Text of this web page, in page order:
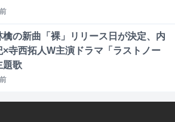
前
檎の新曲「裸」リリース日が決定、内
×寺西拓人W主演ドラマ「ラストノー
題歌
前